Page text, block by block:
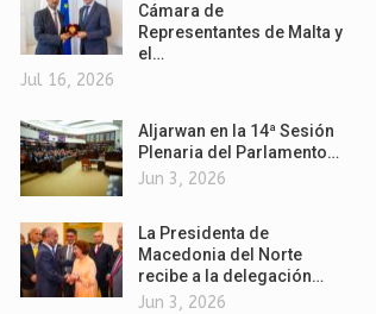
Cámara de
Representantes de Malta y
el…
Jul 16, 2026
Aljarwan en la 14ª Sesión
Plenaria del Parlamento…
Jun 3, 2026
La Presidenta de
Macedonia del Norte
recibe a la delegación…
Jun 3, 2026